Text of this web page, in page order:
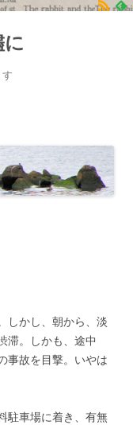
しかし、朝から、淡
滞。しかも、途中
事故を目撃。いやは
駐車場に着き、有無